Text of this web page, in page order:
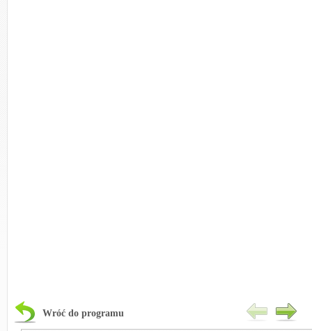
Wróć do programu